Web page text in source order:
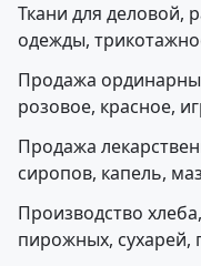
Ткани для деловой,
одежды,
Продажа
розовое, красное,
Продажа
сиропов, капель,
Производство
пирожных, сухарей,